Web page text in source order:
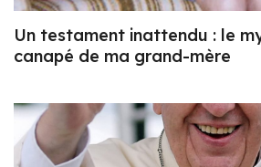
Un testament inattendu : le
canapé de ma grand-mère